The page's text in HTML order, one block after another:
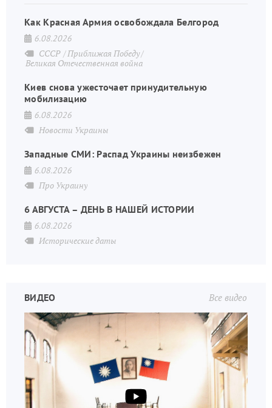
Как Красная Армия освобождала Белгород
6.08.2026
СССР Приближая Победу
Великая Отечественная война
Киев снова ужесточает принудительную
мобилизацию
6.08.2026
Новости Украины
Западные СМИ: Распад Украины неизбежен
6.08.2026
Про Украину
6 АВГУСТА – ДЕНЬ В НАШЕЙ ИСТОРИИ
6.08.2026
Исторические даты
Все видео
ВИДЕО